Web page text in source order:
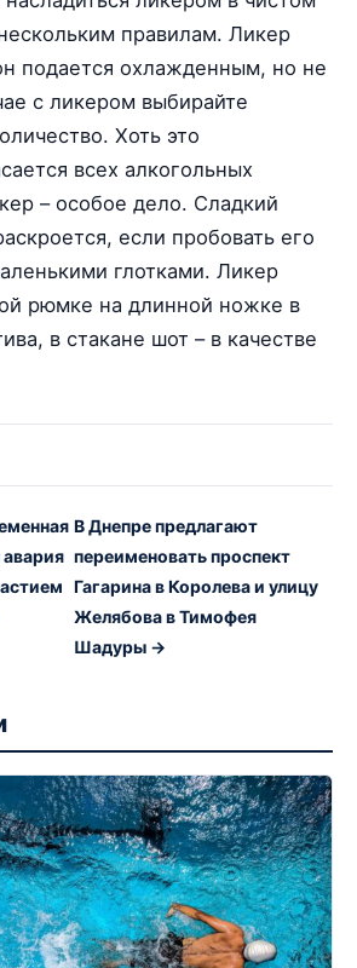
правилам. Ликер
подается охлажденным, но не
с ликером выбирайте
Хоть это
всех алкогольных
– особое дело. Сладкий
если пробовать его
глотками. Ликер
рюмке на длинной ножке в
в стакане шот – в качестве
В Днепре предлагают
переименовать проспект
Гагарина в Королева и улицу
Желябова в Тимофея
Шадуры →